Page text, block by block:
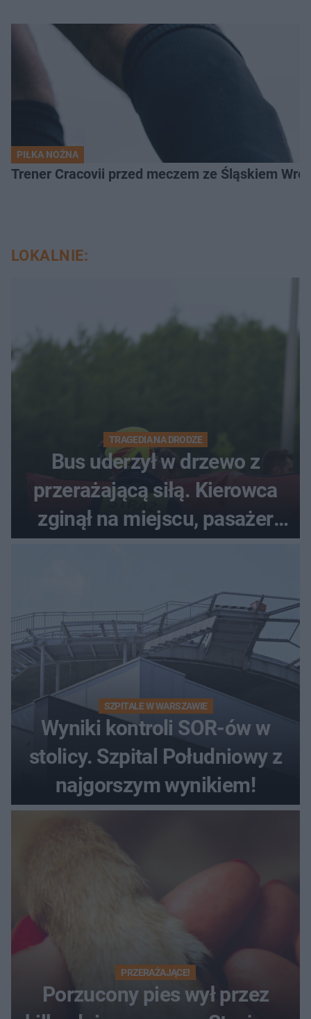
PIŁKA NOŻNA
Trener Cracovii przed meczem ze Śląskiem
LOKALNIE:
TRAGEDIA NA DRODZE
Bus uderzył w drzewo z
przerażającą siłą. Kierowca
zginął na miejscu, pasażer
SZPITALE W WARSZAWIE
Wyniki kontroli SOR-ów w
stolicy. Szpital Południowy z
najgorszym wynikiem!
PRZERAŻAJĄCE!
Porzucony pies wył przez